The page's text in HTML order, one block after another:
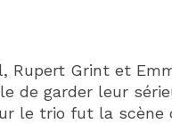
Rupert Grint et
de garder leur
le trio fut la scène